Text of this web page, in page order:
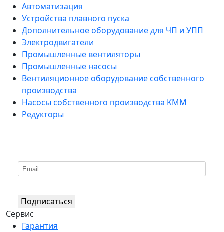
Автоматизация
Устройства плавного пуска
Дополнительное оборудование для ЧП и УПП
Электродвигатели
Промышленные вентиляторы
Промышленные насосы
Вентиляционное оборудование собственного
производства
Насосы собственного производства KMM
Редукторы
Подписаться
Сервис
Гарантия